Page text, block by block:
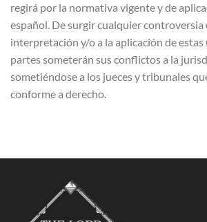
regirá por la normativa vigente y de
español. De surgir cualquier controversia
interpretación y/o a la aplicación de
partes someterán sus conflictos a la
sometiéndose a los jueces y tribunales
conforme a derecho.